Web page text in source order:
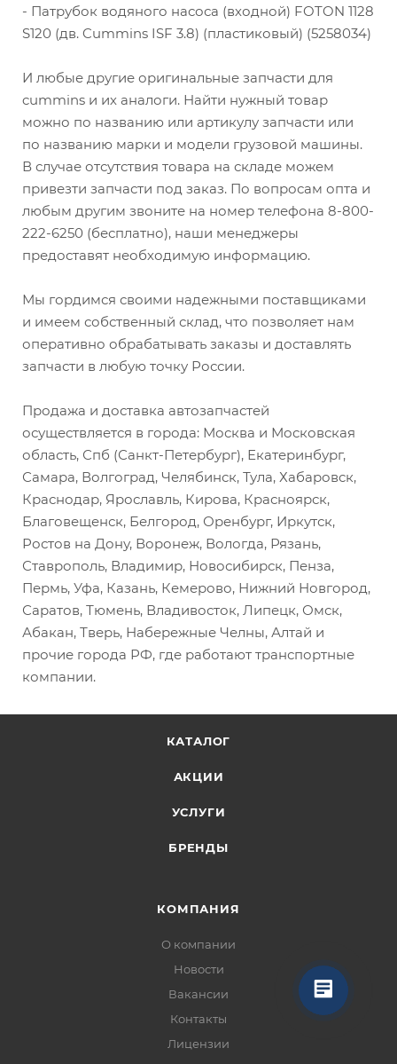
- Патрубок водяного насоса (входной) FOTON 1128
S120 (дв. Cummins ISF 3.8) (пластиковый) (5258034)
И любые другие оригинальные запчасти для
cummins и их аналоги. Найти нужный товар
можно по названию или артикулу запчасти или
по названию марки и модели грузовой машины.
В случае отсутствия товара на складе можем
привезти запчасти под заказ. По вопросам опта и
любым другим звоните на номер телефона 8-800-
222-6250 (бесплатно), наши менеджеры
предоставят необходимую информацию.
Мы гордимся своими надежными поставщиками
и имеем собственный склад, что позволяет нам
оперативно обрабатывать заказы и доставлять
запчасти в любую точку России.
Продажа и доставка автозапчастей
осуществляется в города: Москва и Московская
область, Спб (Санкт-Петербург), Екатеринбург,
Самара, Волгоград, Челябинск, Тула, Хабаровск,
Краснодар, Ярославль, Кирова, Красноярск,
Благовещенск, Белгород, Оренбург, Иркутск,
Ростов на Дону, Воронеж, Вологда, Рязань,
Ставрополь, Владимир, Новосибирск, Пенза,
Пермь, Уфа, Казань, Кемерово, Нижний Новгород,
Саратов, Тюмень, Владивосток, Липецк, Омск,
Абакан, Тверь, Набережные Челны, Алтай и
прочие города РФ, где работают транспортные
компании.
КАТАЛОГ
АКЦИИ
УСЛУГИ
БРЕНДЫ
КОМПАНИЯ
О компании
Новости
Вакансии
Контакты
Лицензии